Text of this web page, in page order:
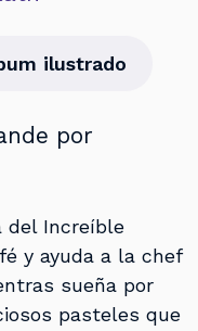
ilustrado
por
del Increíble
y ayuda a la chef
sueña por
pasteles que